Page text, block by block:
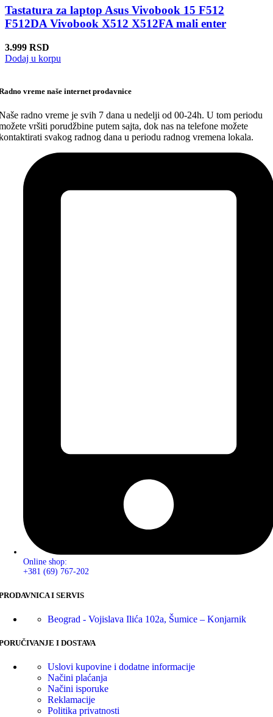
Tastatura za laptop Asus Vivobook 15 F512
F512DA Vivobook X512 X512FA mali enter
3.999 RSD
Dodaj u korpu
vreme naše internet prodavnice
radno vreme je svih 7 dana u nedelji od 00-24h. U tom periodu
vršiti porudžbine putem sajta, dok nas na telefone možete
svakog radnog dana u periodu radnog vremena lokala.
Online shop:
+381 (69) 767-202
I SERVIS
Beograd - Vojislava Ilića 102a, Šumice – Konjarnik
I DOSTAVA
Uslovi kupovine i dodatne informacije
Načini plaćanja
Načini isporuke
Reklamacije
Politika privatnosti